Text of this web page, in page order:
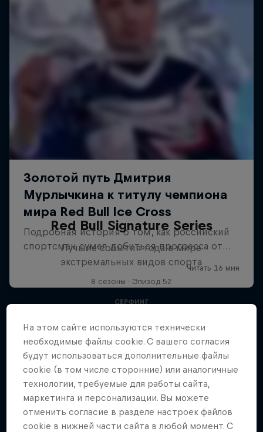
Red Bull Signature Series
Лучшие события года в мире
экстремальных видов спорта
8 сезоны · Эпизод 52
СЕРФИНГ
На этом сайте иcпользуются технически
необходимые файлы cookie. С вашего согласия
будут использоваться дополнительные файлы
cookie (в том числе сторонние) или аналогичные
технологии, требуемые для работы сайта,
маркетинга и персонализации. Вы можете
отменить согласие в разделе настроек файлов
cookie в нижней части сайта в любой момент. С